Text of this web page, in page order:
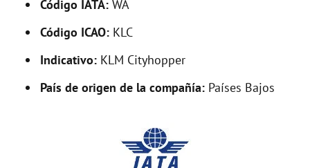
Código IATA: WA
Código ICAO: KLC
Indicativo: KLM Cityhopper
País de origen de la compañía: Países Bajos